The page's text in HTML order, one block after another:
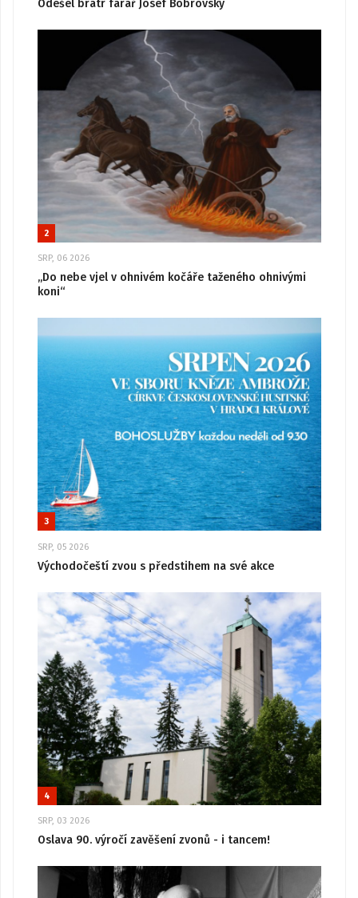
Odešel bratr farář Josef Bobrovský
2
SRP, 06 2026
„Do nebe vjel v ohnivém kočáře taženého ohnivými
koni“
3
SRP, 05 2026
Východočeští zvou s předstihem na své akce
4
SRP, 03 2026
Oslava 90. výročí zavěšení zvonů - i tancem!